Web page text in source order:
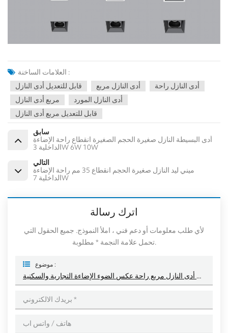
العلامات الساخنة :
قابل للتعديل أدى النازل
أدى النازل مربع
أدى النازل راحة
مربع أدى النازل
أدى النازل المورد
قابل للتعديل مربع أدى النازل
سابق
أدى البسيطة النازل صغيرة الحجم الصغيرة انقطاع راحة الإضاءة
الداخلية 3W 6W 10W
التالي
ميني ليد النازل صغيرة الحجم انقطاع 35 مم راحة الإضاءة
الداخلية 7W
اترك رسالة
لأي طلب معلومات أو دعم فني ، املأ النموذج. جميع الحقول التي
تحمل علامة النجمة * مطلوبة.
موضوع :
قابل للتعديل أدى النازل مربع راحة عكس الضوء الإضاءة التجارية والسكنية